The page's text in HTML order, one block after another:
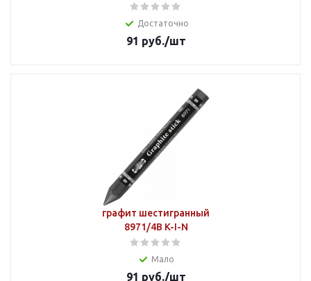
Достаточно
91 руб./шт
графит шестигранный
8971/4В K-I-N
Мало
91 руб./шт